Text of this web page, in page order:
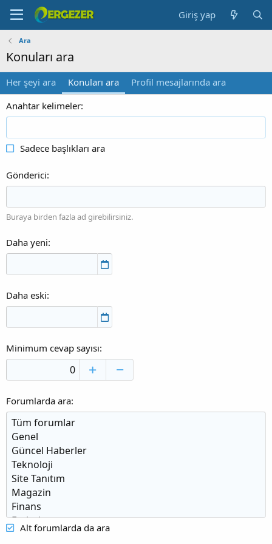
Giriş yap
Ara
Konuları ara
Her şeyi ara Konuları ara
Profil mesajlarında ara
Anahtar kelimeler
Sadece başlıkları ara
Gönderici
Buraya birden fazla ad girebilirsiniz.
Daha yeni
Daha eski
Minimum cevap sayısı
Forumlarda ara
Alt forumlarda da ara